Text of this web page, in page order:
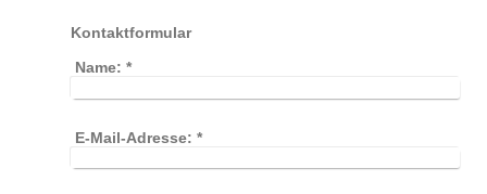
Kontaktformular
Name: *
E-Mail-Adresse: *